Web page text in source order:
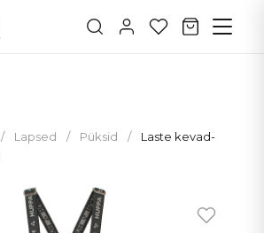
/ Lapsed / Püksid /
Laste kevad-